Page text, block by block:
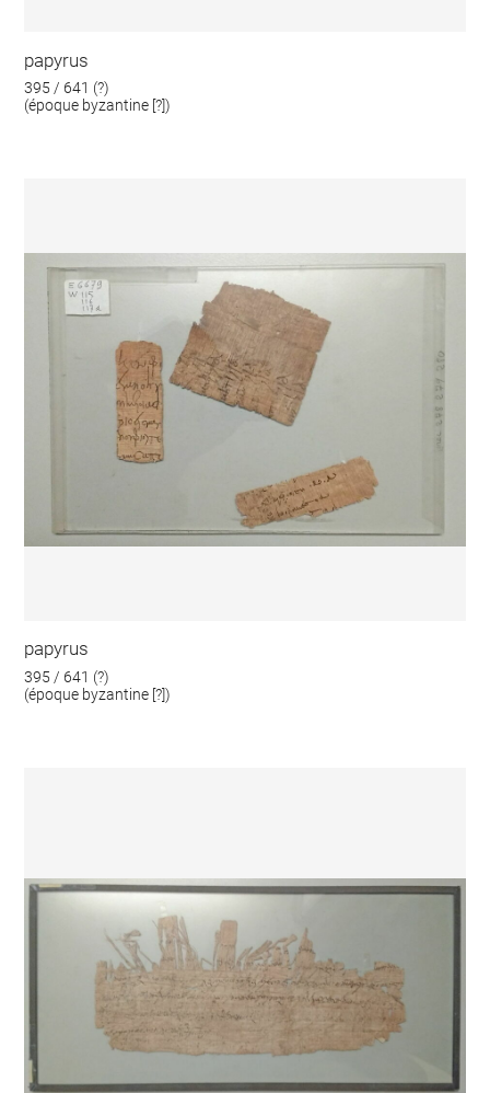
papyrus
395 / 641 (?)
(époque byzantine [?])
papyrus
395 / 641 (?)
(époque byzantine [?])